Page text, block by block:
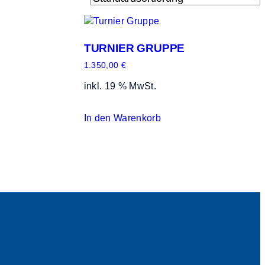
TURNIER GRUPPE
1.350,00 €
inkl. 19 % MwSt.
In den Warenkorb